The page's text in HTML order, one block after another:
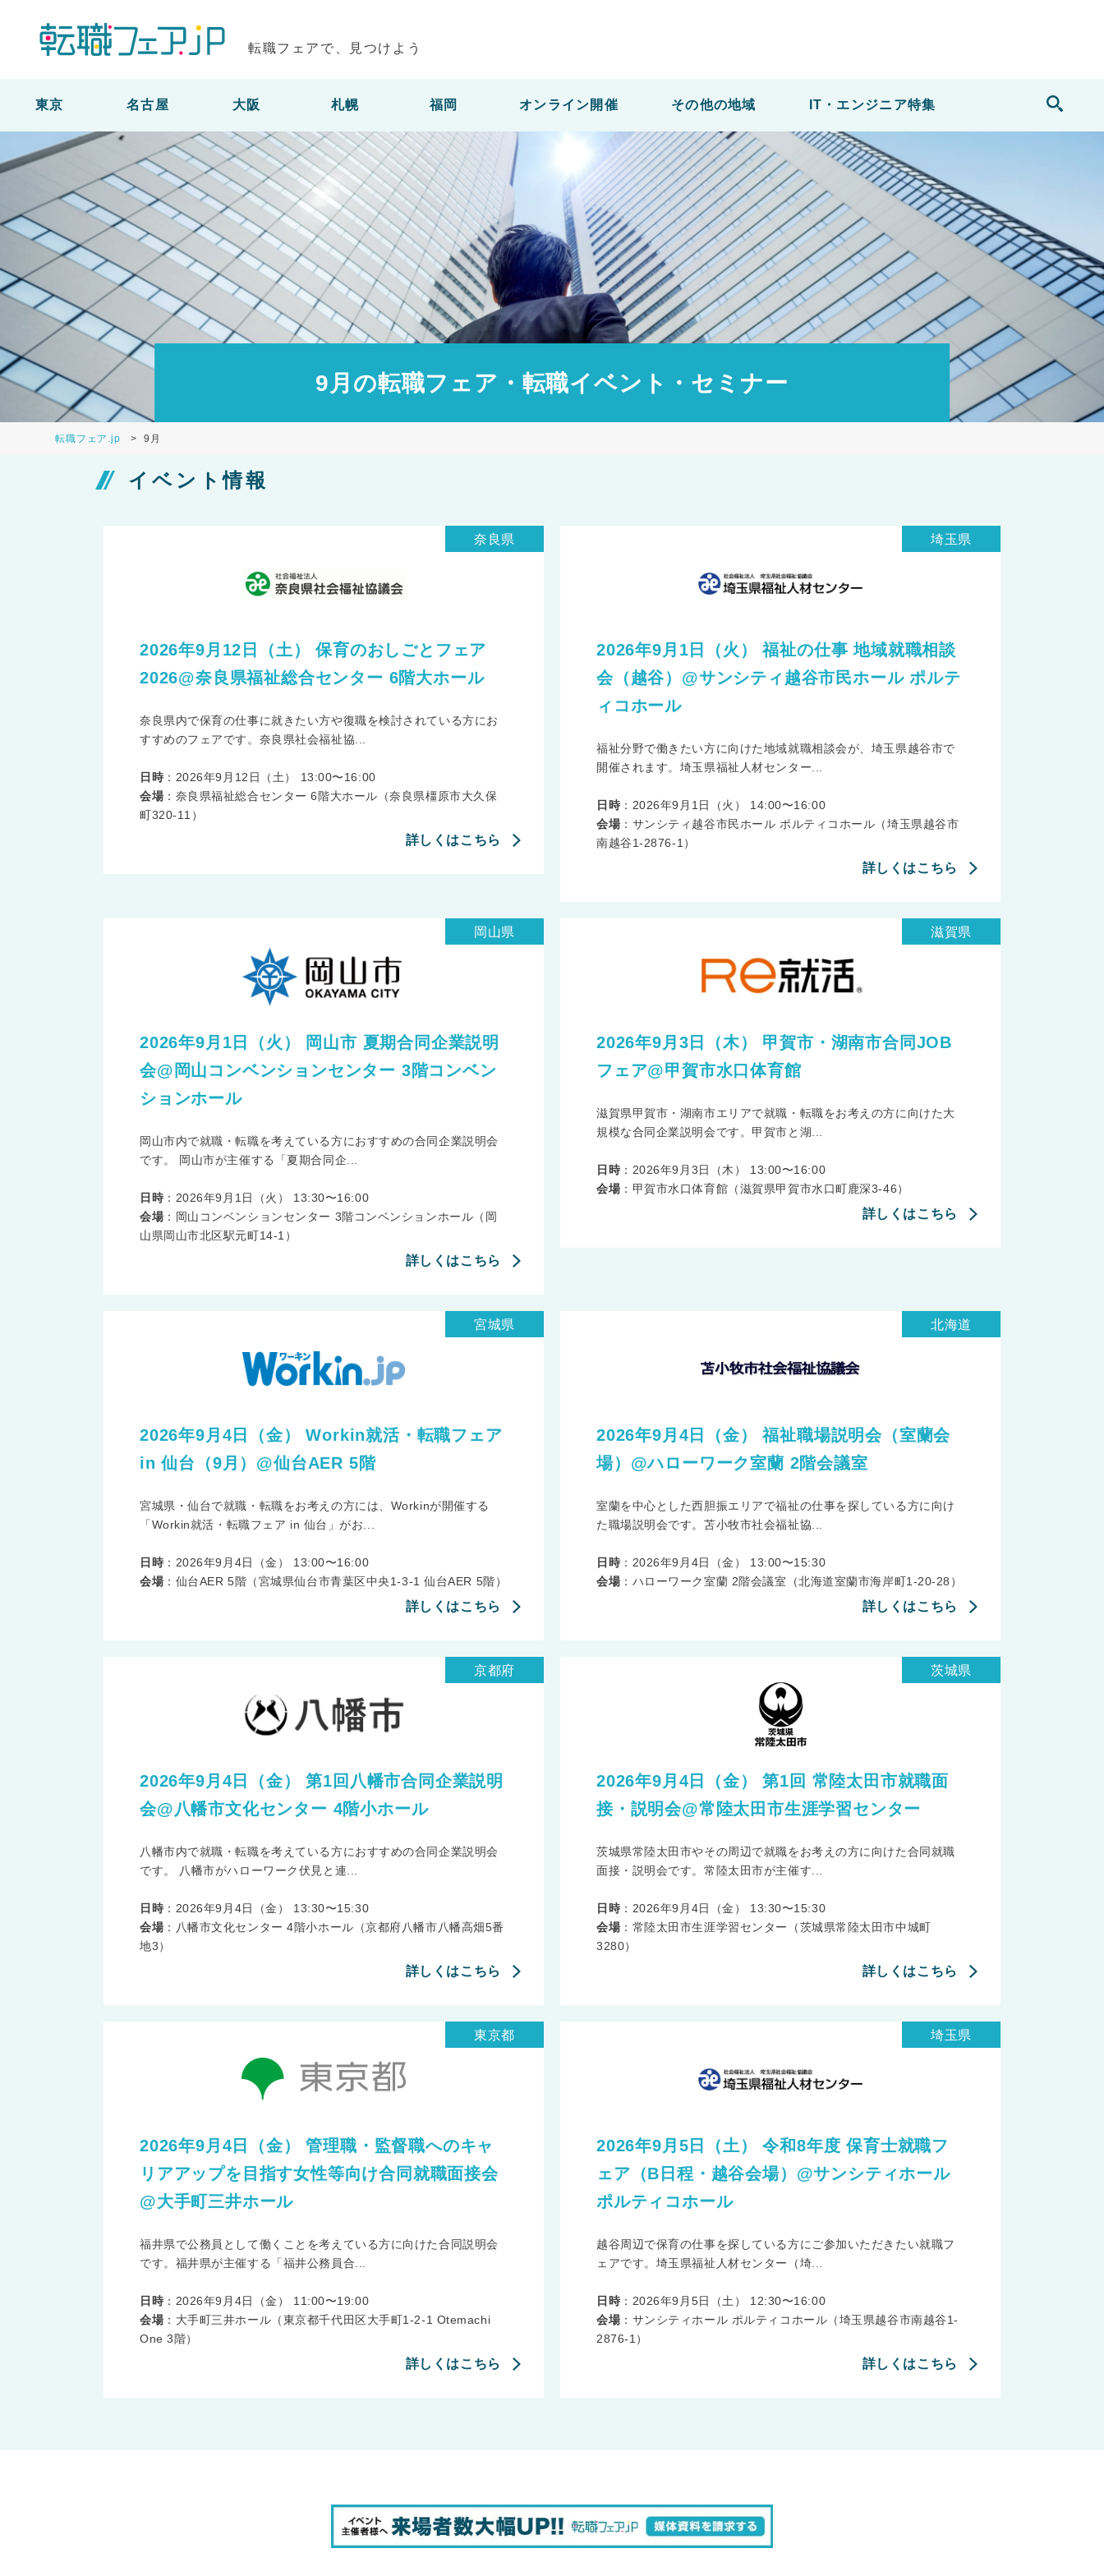
転職フェアで、見つけよう
東京 名古屋 大阪 札幌 福岡 オンライン開催 その他の地域 IT・エンジニア特集
9月の転職フェア・転職イベント・セミナー
転職フェア.jp 9月
イベント情報
2026年9月12日（土） 保育のおしごとフェア
2026@奈良県福祉総合センター 6階大ホール
奈良県
奈良県内で保育の仕事に就きたい方や復職を検討されている方にお
すすめのフェアです。奈良県社会福祉協...
日時 ：2026年9月12日（土） 13:00〜16:00
会場 ：奈良県福祉総合センター 6階大ホール（奈良県橿原市大久保
町320-11）
詳しくはこちら
2026年9月1日（火） 福祉の仕事 地域就職相談
会（越谷）@サンシティ越谷市民ホール ポルテ
ィコホール
埼玉県
福祉分野で働きたい方に向けた地域就職相談会が、埼玉県越谷市で
開催されます。埼玉県福祉人材センター...
日時 ：2026年9月1日（火） 14:00〜16:00
会場 ：サンシティ越谷市民ホール ポルティコホール（埼玉県越谷市
南越谷1-2876-1）
詳しくはこちら
2026年9月1日（火） 岡山市 夏期合同企業説明
会@岡山コンベンションセンター 3階コンベン
ションホール
岡山県
岡山市内で就職・転職を考えている方におすすめの合同企業説明会
です。 岡山市が主催する「夏期合同企...
日時 ：2026年9月1日（火） 13:30〜16:00
会場 ：岡山コンベンションセンター 3階コンベンションホール（岡
山県岡山市北区駅元町14-1）
詳しくはこちら
2026年9月3日（木） 甲賀市・湖南市合同JOB
フェア@甲賀市水口体育館
滋賀県
滋賀県甲賀市・湖南市エリアで就職・転職をお考えの方に向けた大
規模な合同企業説明会です。甲賀市と湖...
日時 ：2026年9月3日（木） 13:00〜16:00
会場 ：甲賀市水口体育館（滋賀県甲賀市水口町鹿深3-46）
詳しくはこちら
2026年9月4日（金） Workin就活・転職フェア
in 仙台（9月）@仙台AER 5階
宮城県
宮城県・仙台で就職・転職をお考えの方には、Workinが開催する
「Workin就活・転職フェア in 仙台」がお...
日時 ：2026年9月4日（金） 13:00〜16:00
会場 ：仙台AER 5階（宮城県仙台市青葉区中央1-3-1 仙台AER 5階）
詳しくはこちら
2026年9月4日（金） 福祉職場説明会（室蘭会
場）@ハローワーク室蘭 2階会議室
北海道
室蘭を中心とした西胆振エリアで福祉の仕事を探している方に向け
た職場説明会です。苫小牧市社会福祉協...
日時 ：2026年9月4日（金） 13:00〜15:30
会場 ：ハローワーク室蘭 2階会議室（北海道室蘭市海岸町1-20-28）
詳しくはこちら
2026年9月4日（金） 第1回八幡市合同企業説明
会@八幡市文化センター 4階小ホール
京都府
八幡市内で就職・転職を考えている方におすすめの合同企業説明会
です。 八幡市がハローワーク伏見と連...
日時 ：2026年9月4日（金） 13:30〜15:30
会場 ：八幡市文化センター 4階小ホール（京都府八幡市八幡高畑5番
地3）
詳しくはこちら
2026年9月4日（金） 第1回 常陸太田市就職面
接・説明会@常陸太田市生涯学習センター
茨城県
茨城県常陸太田市やその周辺で就職をお考えの方に向けた合同就職
面接・説明会です。常陸太田市が主催す...
日時 ：2026年9月4日（金） 13:30〜15:30
会場 ：常陸太田市生涯学習センター（茨城県常陸太田市中城町
3280）
詳しくはこちら
2026年9月4日（金） 管理職・監督職へのキャ
リアアップを目指す女性等向け合同就職面接会
@大手町三井ホール
東京都
福井県で公務員として働くことを考えている方に向けた合同説明会
です。福井県が主催する「福井公務員合...
日時 ：2026年9月4日（金） 11:00〜19:00
会場 ：大手町三井ホール（東京都千代田区大手町1-2-1 Otemachi
One 3階）
詳しくはこちら
2026年9月5日（土） 令和8年度 保育士就職フ
ェア（B日程・越谷会場）@サンシティホール
ポルティコホール
埼玉県
越谷周辺で保育の仕事を探している方にご参加いただきたい就職フ
ェアです。埼玉県福祉人材センター（埼...
日時 ：2026年9月5日（土） 12:30〜16:00
会場 ：サンシティホール ポルティコホール（埼玉県越谷市南越谷1-
2876-1）
詳しくはこちら